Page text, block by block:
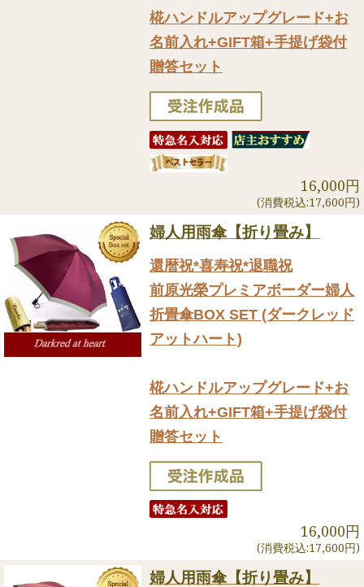
椛ハンドルアップグレード+お
名前入れ+GIFT箱+手提げ袋付
贈答セット
16,000円
(消費税込:17,600円)
婦人用雨傘【折り畳み】
還暦祝*喜寿祝*退職祝
前原光榮プレミアボーダー婦人
折畳傘BOX SET (ダークレッド
アットハート)
椛ハンドルアップグレード+お
名前入れ+GIFT箱+手提げ袋付
贈答セット
16,000円
(消費税込:17,600円)
婦人用雨傘【折り畳み】